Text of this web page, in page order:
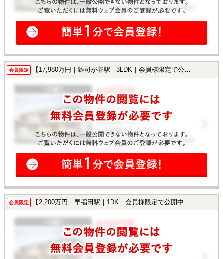
会員限定 【17,980万円｜雑司が谷駅｜3LDK｜会員様限定で公開中！】
会員限定 【2,200万円｜早稲田駅｜1DK｜会員様限定で公開中！】